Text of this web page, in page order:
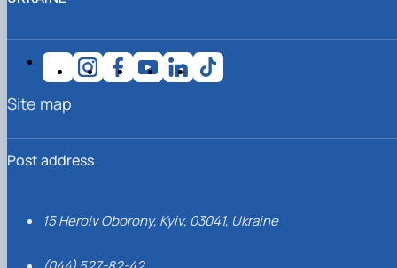
Post address
15 Heroiv Oborony, Kyiv, 03041, Ukraine
Site map